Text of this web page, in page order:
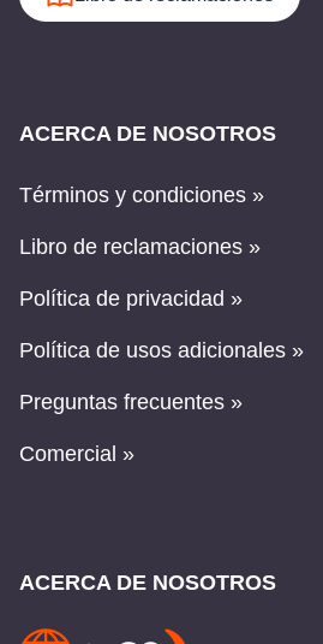
ACERCA DE NOSOTROS
Términos y condiciones »
Libro de reclamaciones »
Política de privacidad »
Política de usos adicionales »
Preguntas frecuentes »
Comercial »
ACERCA DE NOSOTROS